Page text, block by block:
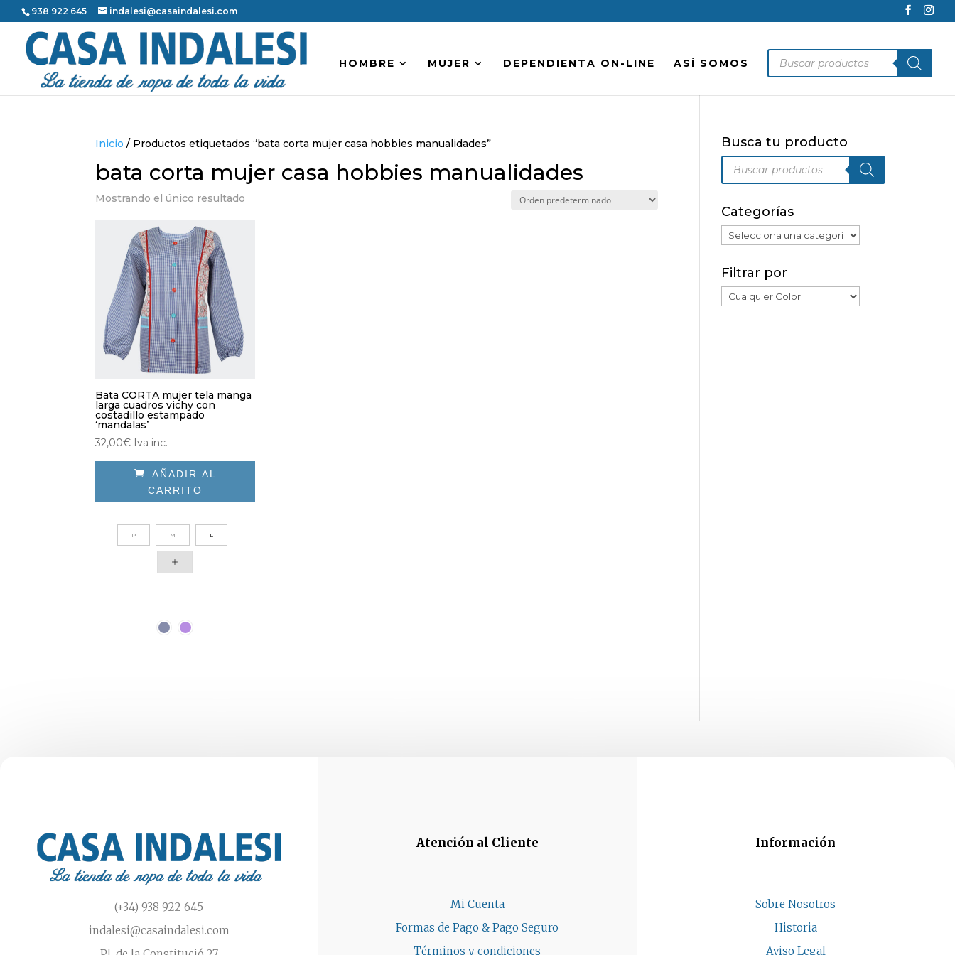
938 922 645 indalesi@casaindalesi.com
HOMBRE MUJER DEPENDIENTA ON-LINE ASÍ SOMOS
Búsqueda
productos
Inicio / Productos etiquetados “bata corta mujer casa hobbies manualidades”
bata corta mujer casa hobbies manualidades
Mostrando el único resultado
Bata CORTA mujer tela manga
larga cuadros vichy con
costadillo estampado
‘mandalas’
32,00€ Iva inc.
 AÑADIR AL
CARRITO
producto
tiene
P M L
Busca tu producto
Búsqueda
productos
Categorías
Filtrar por
(+34) 938 922 645
indalesi@casaindalesi.com
Atención al Cliente
Mi Cuenta
Formas de Pago & Pago Seguro
Términos y condiciones
Información
Sobre Nosotros
Historia
Aviso Legal